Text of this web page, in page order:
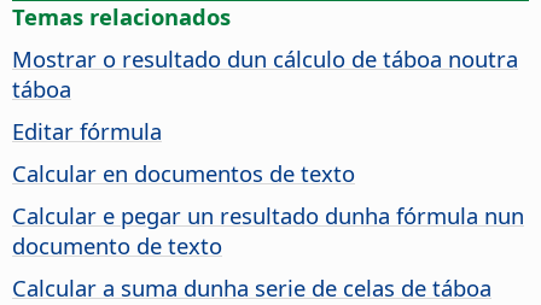
Temas relacionados
Mostrar o resultado dun cálculo de táboa noutra
táboa
Editar fórmula
Calcular en documentos de texto
Calcular e pegar un resultado dunha fórmula nun
documento de texto
Calcular a suma dunha serie de celas de táboa